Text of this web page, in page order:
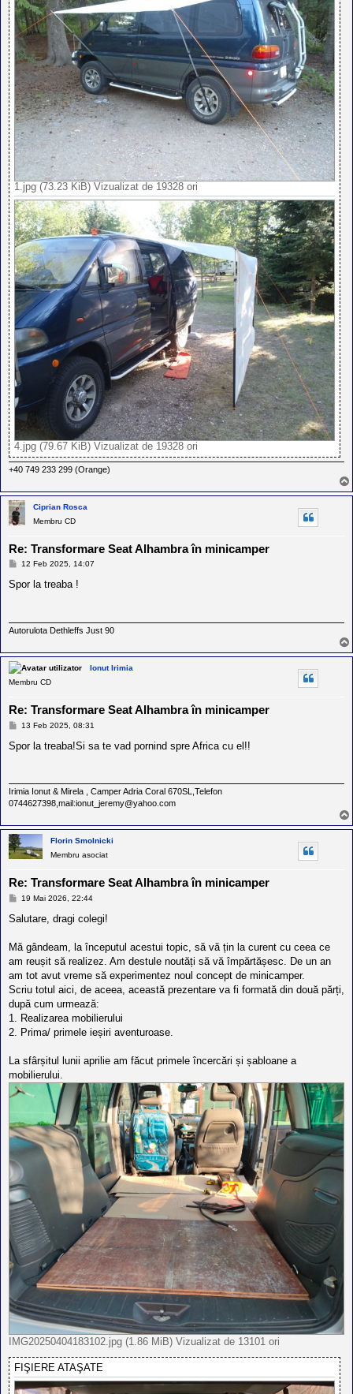
1.jpg (73.23 KiB) Vizualizat de 19328 ori
4.jpg (79.67 KiB) Vizualizat de 19328 ori
+40 749 233 299 (Orange)
Ciprian Rosca
Membru CD
Re: Transformare Seat Alhambra în minicamper
M
s
12 Feb 2025, 14:07
Spor la treaba !
Autorulota Dethleffs Just 90
Ionut Irimia
Membru CD
Re: Transformare Seat Alhambra în minicamper
M
s
13 Feb 2025, 08:31
Spor la treaba!Si sa te vad pornind spre Africa cu el!!
Irimia Ionut & Mirela , Camper Adria Coral 670SL,Telefon
0744627398,mail:ionut_jeremy@yahoo.com
Florin Smolnicki
Membru asociat
Re: Transformare Seat Alhambra în minicamper
M
s
19 Mai 2026, 22:44
Salutare, dragi colegi!
Mă gândeam, la începutul acestui topic, să vă țin la curent cu ceea ce
am reușit să realizez. Am destule noutăți să vă împărtășesc. De un an
am tot avut vreme să experimentez noul concept de minicamper.
Scriu totul aici, de aceea, această prezentare va fi formată din două părți,
după cum urmează:
1. Realizarea mobilierului
2. Prima/ primele ieșiri aventuroase.
La sfârșitul lunii aprilie am făcut primele încercări și șabloane a
mobilierului.
IMG20250404183102.jpg (1.86 MiB) Vizualizat de 13101 ori
FIŞIERE ATAŞATE